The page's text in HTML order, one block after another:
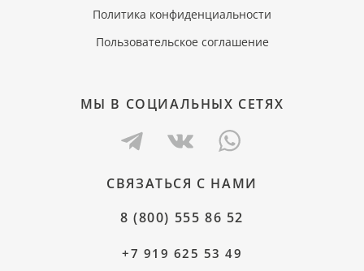
Политика конфиденциальности
Пользовательское соглашение
МЫ В СОЦИАЛЬНЫХ СЕТЯХ
СВЯЗАТЬСЯ С НАМИ
8 (800) 555 86 52
+7 919 625 53 49